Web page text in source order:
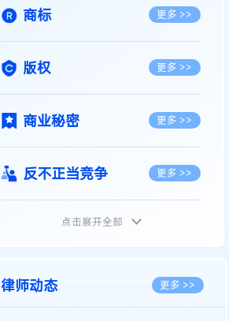
商标 更多 >>
版权 更多 >>
商业秘密 更多 >>
反不正当竞争 更多 >>
植物新品种
地理标志 更多 >>
点击展开全部
律师动态 更多 >>